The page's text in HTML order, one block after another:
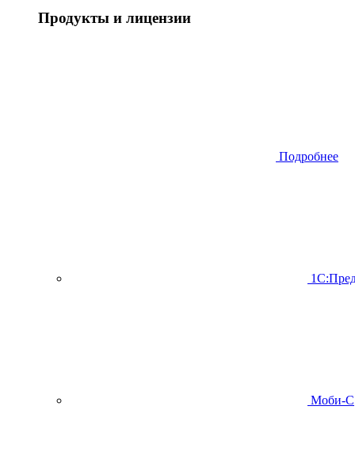
Продукты и лицензии
Подробнее
Моби-С